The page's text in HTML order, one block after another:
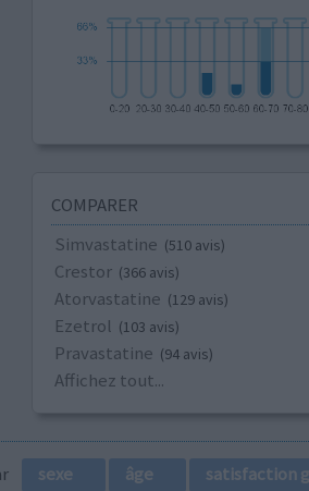
COMPARER
Simvastatine (510 avis)
Crestor (366 avis)
Atorvastatine (129 avis)
Ezetrol (103 avis)
Pravastatine (94 avis)
Affichez tout...
sexe âge satisfaction